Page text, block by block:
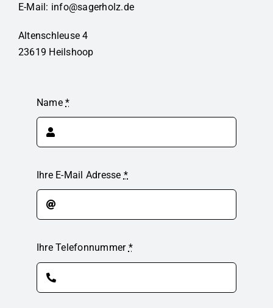
E-Mail: info@sagerholz.de
Altenschleuse 4
23619 Heilshoop
Name*
Ihre E-Mail Adresse *
Ihre Telefonnummer *